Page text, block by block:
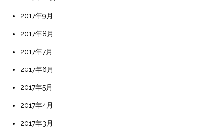
2017年9月
2017年8月
2017年7月
2017年6月
2017年5月
2017年4月
2017年3月